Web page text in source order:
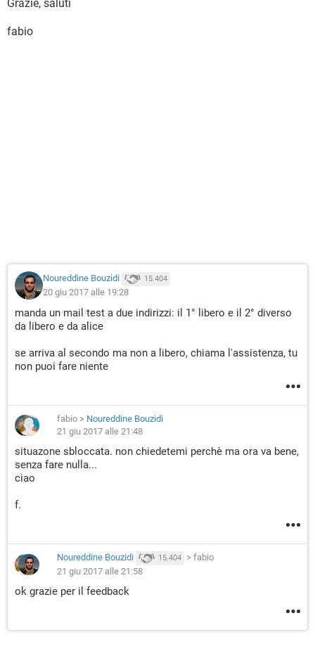
Grazie, saluti
fabio
Noureddine Bouzidi 15.404
20 giu 2017 alle 19:28
manda un mail test a due indirizzi: il 1° libero e il 2° diverso
da libero e da alice
se arriva al secondo ma non a libero, chiama l'assistenza, tu
non puoi fare niente
fabio > Noureddine Bouzidi
21 giu 2017 alle 21:48
situazone sbloccata. non chiedetemi perchè ma ora va bene,
senza fare nulla...
ciao
f.
Noureddine Bouzidi 15.404 > fabio
21 giu 2017 alle 21:58
ok grazie per il feedback